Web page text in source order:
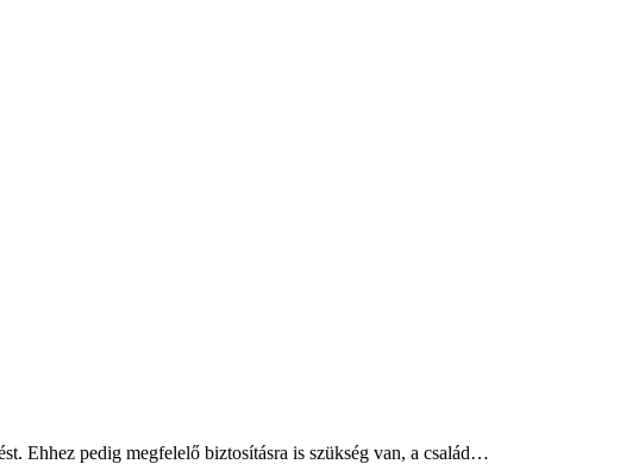
Ehhez pedig megfelelő biztosításra is szükség van, a család…